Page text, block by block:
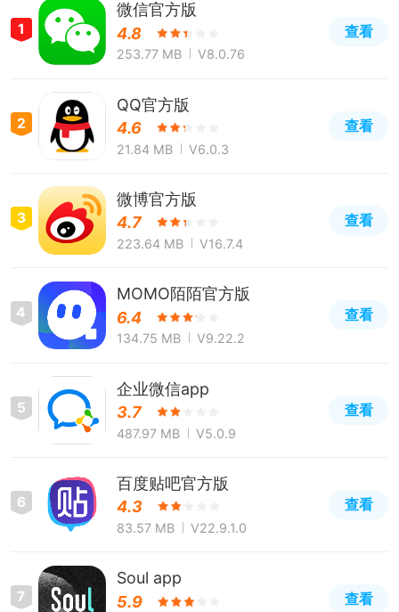
1
微信官方版
4.8
253.77 MB V8.0.76
查看
2
QQ官方版
4.6
21.84 MB V6.0.3
查看
3
微博官方版
4.7
223.64 MB V16.7.4
查看
4
MOMO陌陌官方版
6.4
134.75 MB V9.22.2
查看
5
企业微信app
3.7
487.97 MB V5.0.9
查看
6
百度贴吧官方版
4.3
83.57 MB V22.9.1.0
查看
7
Soul app
5.9
查看